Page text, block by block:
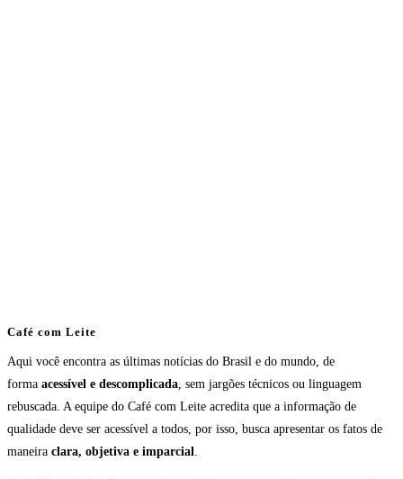
Café com Leite
Aqui você encontra as últimas notícias do Brasil e do mundo, de
forma acessível e descomplicada, sem jargões técnicos ou linguagem
rebuscada. A equipe do Café com Leite acredita que a informação de
qualidade deve ser acessível a todos, por isso, busca apresentar os fatos de
maneira clara, objetiva e imparcial.